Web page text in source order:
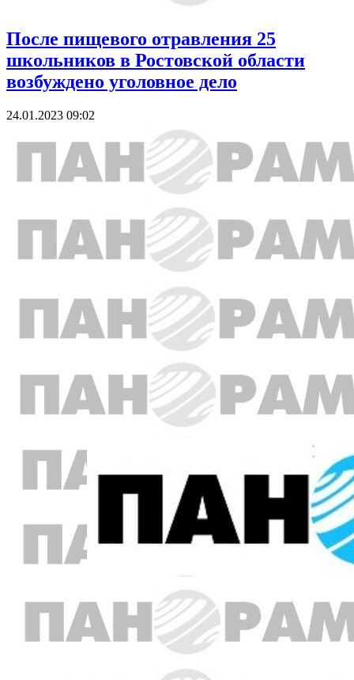
После пищевого отравления 25
школьников в Ростовской области
возбуждено уголовное дело
24.01.2023 09:02